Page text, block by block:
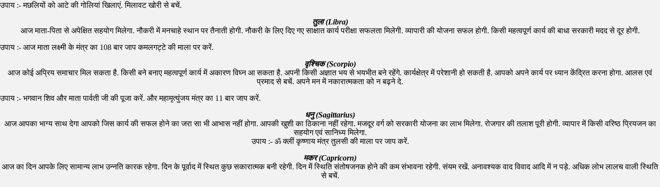
उपाय :- मछलियों को आटे की गोलियां खिलाएं. मिलावट खोरी से बचें.
तुला (Libra)
आज माता-पिता से अपेक्षित सहयोग मिलेगा. नौकरी में मनचाहे स्थान पर तैनाती होगी. नौकरी के लिए दिए गए साक्षात कार्य परीक्षा सफलता मिलेगी. व्यापारी की योजना सफल होगी. किसी महत्वपूर्ण कार्य की बाधा सरकारी मदद से दूर होगी.
उपाय :- आज माता लक्ष्मी के मंत्र का 108 बार जाप कमलगट्टे की माला पर करें.
वृश्चिक (Scorpio)
आज कोई अप्रिय समाचार मिल सकता है. किसी बने बनाए महत्वपूर्ण कार्य में अकारण विघ्न आ सकता है. अपनी किसी अज्ञात भय से भयभीत बने रहेंगे. कार्यक्षेत्र में परेशानी हो सकती है. आपको अपने कार्य पर ध्यान केंद्रित करना होगा. आलस एवं
प्रमाद से बचें. अपने मन में नकारात्मकता को न बढ़ने दे.
उपाय :- भगवान शिव और माता पार्वती जी की पूजा करें. और महामृत्युंजय मंत्र का 11 बार जाप करें.
धनु (Sagittarius)
आज आपका भाग्य साथ देगा आपको जिस कार्य की सफल होने का जरा सा भी आभास नहीं होगा. आपकी खुशी का ठिकाना नहीं रहेगा. मजदूर वर्ग को सरकारी योजना का लाभ मिलेगा. रोजगार की तलाश पूरी होगी. व्यापार में किसी वरिष्ठ प्रियजन का
सहयोग एवं सानिध्य मिलेगा.
उपाय :- ॐ क्लीं कृष्णाय मंत्र तुलसी की माला पर जाप करें.
मकर (Capricorn)
आज का दिन आपके लिए सामान्य लाभ उन्नति कारक रहेगा. दिन के पूर्वाद में स्थित कुछ सकारात्मक बनी रहेगी. दिन में स्थिति संतोषजनक होने की कम संभावना रहेगी. संयम रखें. अनावश्यक वाद विवाद आदि में न पड़े. अधिक लोभ लालच वाली स्थिति
से बचें.